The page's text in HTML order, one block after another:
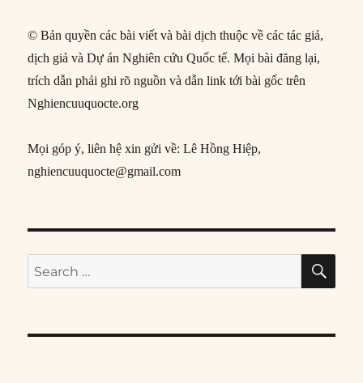
© Bản quyền các bài viết và bài dịch thuộc về các tác giả,
dịch giả và Dự án Nghiên cứu Quốc tế. Mọi bài đăng lại,
trích dẫn phải ghi rõ nguồn và dẫn link tới bài gốc trên
Nghiencuuquocte.org
Mọi góp ý, liên hệ xin gửi về: Lê Hồng Hiệp,
nghiencuuquocte@gmail.com
Search
for: